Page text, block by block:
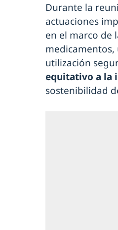
Durante la
actuaciones
en el marco de
utilización
equitativo a la
sostenibilidad